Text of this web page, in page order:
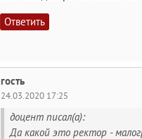
Ответить
гость
24.03.2020 17:25
доцент писал(а):
Да какой это ректор -